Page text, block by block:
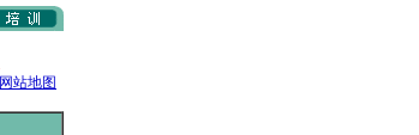
网站地图